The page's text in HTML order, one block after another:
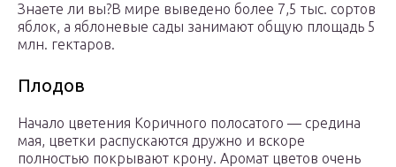
Знаете ли вы?В мире выведено более 7,5 тыс. сортов
яблок, а яблоневые сады занимают общую площадь 5
млн. гектаров.
Плодов
Начало цветения Коричного полосатого — средина
мая, цветки распускаются дружно и вскоре
полностью покрывают крону. Аромат цветов очень